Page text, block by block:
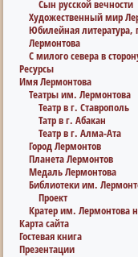
Сын русской вечности
Художественный мир
Юбилейная
Лермонтова
С милого севера в
Ресурсы
Имя Лермонтова
Театры им. Лермонтова
Театр в г. Ставрополь
Татр в г. Абакан
Театр в г. Алма-Ата
Город Лермонтов
Планета Лермонтов
Медаль Лермонтова
Библиотеки им.
Проект
Кратер им. Лермонтова
Карта сайта
Гостевая книга
Презентации